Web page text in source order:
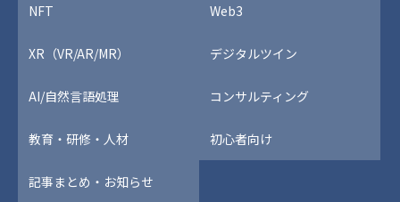
NFT Web3
XR（VR/AR/MR） デジタルツイン
AI/自然言語処理 コンサルティング
教育・研修・人材 初心者向け
記事まとめ・お知らせ